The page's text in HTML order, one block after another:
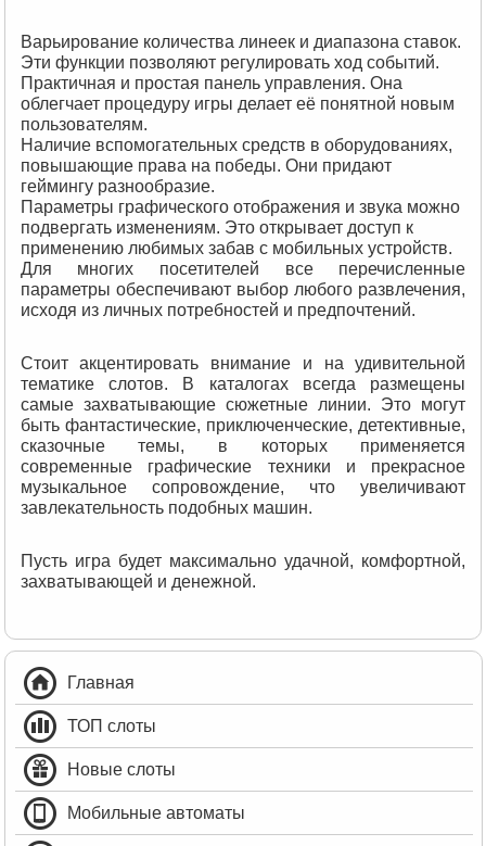
Варьирование количества линеек и диапазона ставок.
Эти функции позволяют регулировать ход событий.
Практичная и простая панель управления. Она
облегчает процедуру игры делает её понятной новым
пользователям.
Наличие вспомогательных средств в оборудованиях,
повышающие права на победы. Они придают
геймингу разнообразие.
Параметры графического отображения и звука можно
подвергать изменениям. Это открывает доступ к
применению любимых забав с мобильных устройств.
Для многих посетителей все перечисленные
параметры обеспечивают выбор любого развлечения,
исходя из личных потребностей и предпочтений.
Стоит акцентировать внимание и на удивительной
тематике слотов. В каталогах всегда размещены
самые захватывающие сюжетные линии. Это могут
быть фантастические, приключенческие, детективные,
сказочные темы, в которых применяется
современные графические техники и прекрасное
музыкальное сопровождение, что увеличивают
завлекательность подобных машин.
Пусть игра будет максимально удачной, комфортной,
захватывающей и денежной.
Главная
ТОП слоты
Новые слоты
Мобильные автоматы